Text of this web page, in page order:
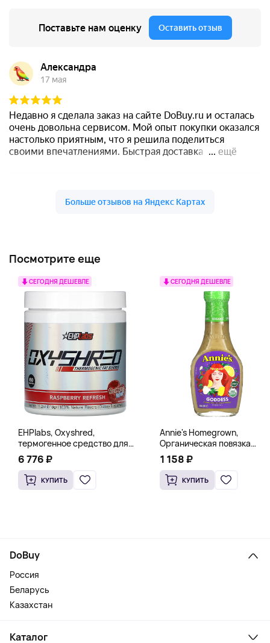
Посмотрите еще
СЕГОДНЯ ДЕШЕВЛЕ
EHPlabs, Oxyshred,
термогенное средство для
сжигания жира, малиновое
освежение, 318 г (11,2 унции)
6 776 ₽
КУПИТЬ
СЕГОДНЯ ДЕШЕВЛЕ
Annie's Homegrown,
Органическая повязка
«Богиня», 236 мл (8 жидк.
унц.)
1 158 ₽
КУПИТЬ
DoBuy
Россия
Беларусь
Казахстан
Каталог